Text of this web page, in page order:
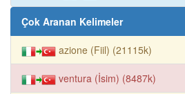
Çok Aranan Kelimeler
azione (Fiil) (21115k)
ventura (İsim) (8487k)